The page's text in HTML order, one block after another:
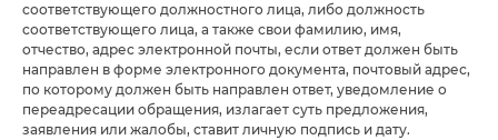
соответствующего должностного лица, либо должность
соответствующего лица, а также свои фамилию, имя,
отчество, адрес электронной почты, если ответ должен быть
направлен в форме электронного документа, почтовый адрес,
по которому должен быть направлен ответ, уведомление о
переадресации обращения, излагает суть предложения,
заявления или жалобы, ставит личную подпись и дату.